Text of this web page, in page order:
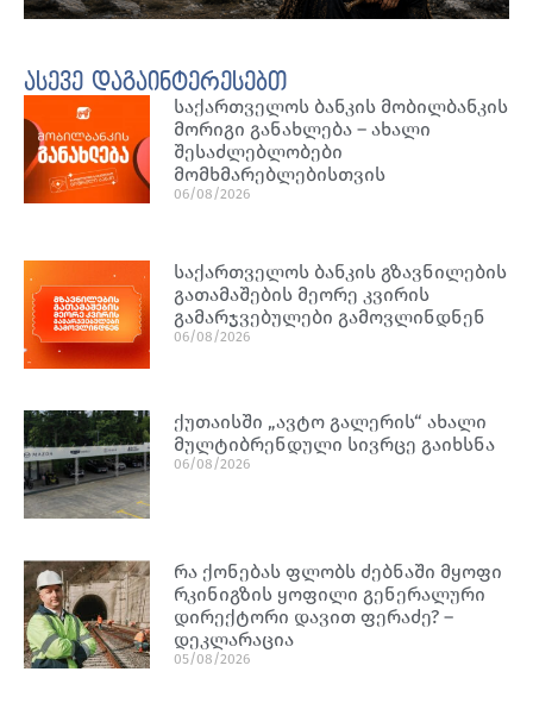
ასევე დაგაინტერესებთ
საქართველოს ბანკის მობილბანკის
მორიგი განახლება – ახალი
შესაძლებლობები
მომხმარებლებისთვის
06/08/2026
საქართველოს ბანკის გზავნილების
გათამაშების მეორე კვირის
გამარჯვებულები გამოვლინდნენ
06/08/2026
ქუთაისში „ავტო გალერის“ ახალი
მულტიბრენდული სივრცე გაიხსნა
06/08/2026
რა ქონებას ფლობს ძებნაში მყოფი
რკინიგზის ყოფილი გენერალური
დირექტორი დავით ფერაძე? –
დეკლარაცია
05/08/2026